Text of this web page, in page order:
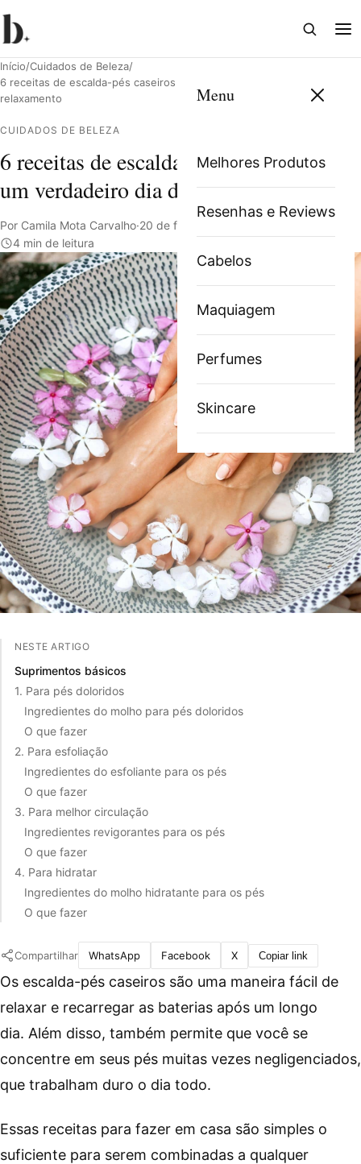
Abrir
Menu
Melhores Produtos
Resenhas e Reviews
Cabelos
Maquiagem
Perfumes
Skincare
Início/Cuidados de Beleza/
6 receitas de escalda-pés caseiros para um verdadeiro dia de
relaxamento
CUIDADOS DE BELEZA
6 receitas de escalda-pés caseiros para
um verdadeiro dia de relaxamento
Por Camila Mota Carvalho·20 de fevereiro de 2022
4 min de leitura
NESTE ARTIGO
Suprimentos básicos
1. Para pés doloridos
Ingredientes do molho para pés doloridos
O que fazer
2. Para esfoliação
Ingredientes do esfoliante para os pés
O que fazer
3. Para melhor circulação
Ingredientes revigorantes para os pés
O que fazer
4. Para hidratar
Ingredientes do molho hidratante para os pés
O que fazer
Compartilhar WhatsApp Facebook X Copiar link
Os escalda-pés caseiros são uma maneira fácil de
relaxar e recarregar as baterias após um longo
dia. Além disso, também permite que você se
concentre em seus pés muitas vezes negligenciados,
que trabalham duro o dia todo.
Essas receitas para fazer em casa são simples o
suficiente para serem combinadas a qualquer